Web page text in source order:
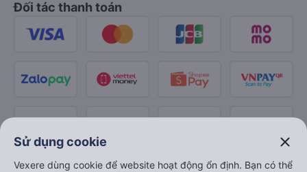
Đối tác thanh toán
Sử dụng cookie close
Vexere dùng cookie để website hoạt động ổn định. Bạn có thể